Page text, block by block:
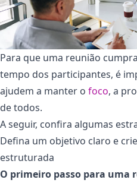
Para que uma reunião
tempo dos participantes, é
ajudem a manter o foco, a
de todos.
A seguir, confira algumas
Defina um objetivo claro e
estruturada
O primeiro passo para uma